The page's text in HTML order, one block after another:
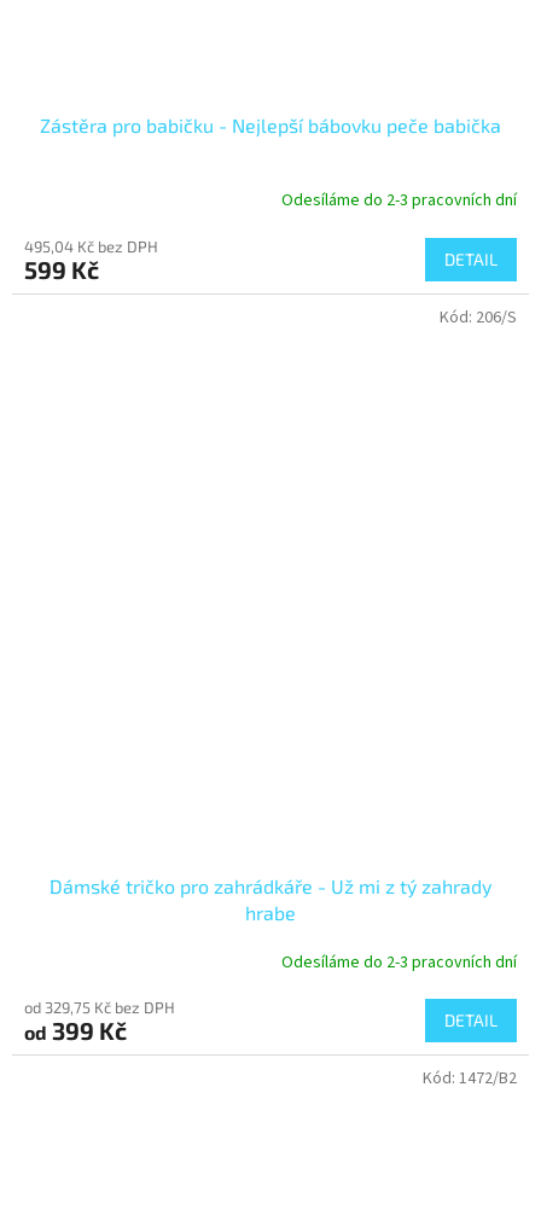
Zástěra pro babičku - Nejlepší bábovku peče babička
Odesíláme do 2-3 pracovních dní
495,04 Kč bez DPH
599 Kč DETAIL
Dámské tričko pro zahrádkáře - Už mi z tý zahrady
hrabe
Odesíláme do 2-3 pracovních dní
od 329,75 Kč bez DPH
od 399 Kč DETAIL
Kód: 206/S
Kód: 1472/B2